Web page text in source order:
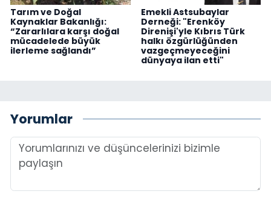
Tarım ve Doğal
Kaynaklar Bakanlığı:
“Zararlılara karşı doğal
mücadelede büyük
ilerleme sağlandı”
Emekli Astsubaylar
Derneği: "Erenköy
Direnişi'yle Kıbrıs Türk
halkı özgürlüğünden
vazgeçmeyeceğini
dünyaya ilan etti"
Yorumlar